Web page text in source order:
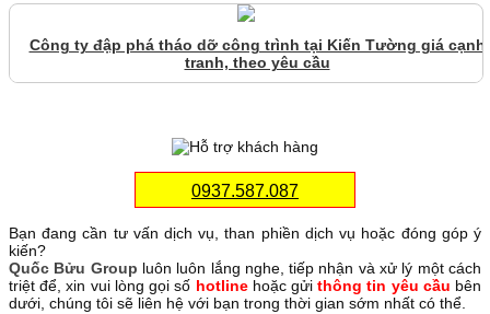
Công ty đập phá tháo dỡ công trình tại Kiến Tường giá cạnh
tranh, theo yêu cầu
0937.587.087
Bạn đang cần tư vấn dịch vụ, than phiền dịch vụ hoặc đóng góp ý
kiến?
Quốc Bửu Group luôn luôn lắng nghe, tiếp nhận và xử lý một cách
triệt để, xin vui lòng gọi số hotlinehoặc gửithông tin yêu cầu bên
dưới, chúng tôi sẽ liên hệ với bạn trong thời gian sớm nhất có thể.